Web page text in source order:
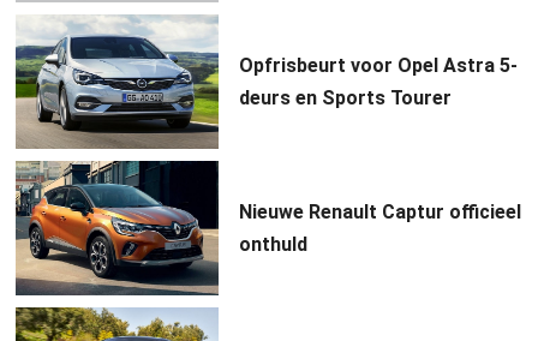
Opfrisbeurt voor Opel Astra 5-
deurs en Sports Tourer
Nieuwe Renault Captur officieel
onthuld